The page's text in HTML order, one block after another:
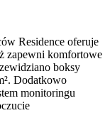
Residence oferuje
zapewni komfortowe
boksy
Dodatkowo
monitoringu